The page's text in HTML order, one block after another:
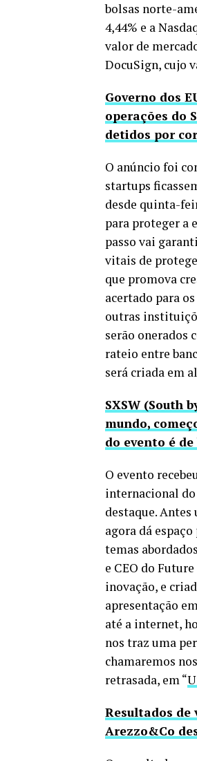
bolsas norte-
4,44% e a
valor de
DocuSign, cujo
Governo dos
operações do
detidos por
O anúncio foi
startups
desde quinta-
para proteger a
passo vai
vitais de
que promova
acertado para
outras
serão onerados
rateio entre
será criada em
SXSW (South
mundo,
do evento é
O evento
internacional
destaque. Antes
agora dá
temas
e CEO do
inovação, e
apresentação
até a internet,
nos traz uma
chamaremos
retrasada, em “
Resultados de
Arezzo&Co